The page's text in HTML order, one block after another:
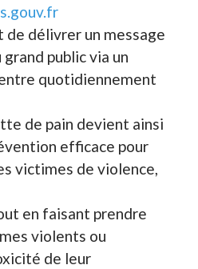
délivrer un message
public via un
quotidiennement
de pain devient ainsi
efficace pour
victimes de violence,
en faisant prendre
violents ou
de leur